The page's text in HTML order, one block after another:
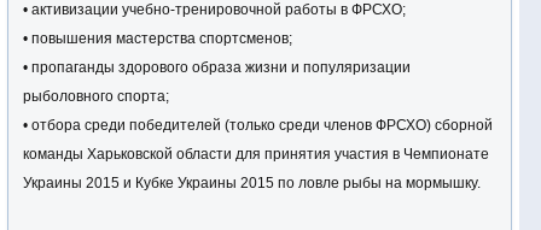
• активизации учебно-тренировочной работы в ФРСХО;
• повышения мастерства спортсменов;
• пропаганды здорового образа жизни и популяризации
рыболовного спорта;
• отбора среди победителей (только среди членов ФРСХО) сборной
команды Харьковской области для принятия участия в Чемпионате
Украины 2015 и Кубке Украины 2015 по ловле рыбы на мормышку.